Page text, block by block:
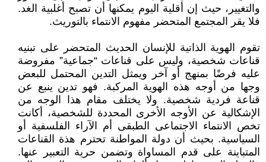
والتغيير، حيث إن أقلية اليوم يمكنها أن تصبح أغلبية الغد.
فلا يقر المجتمع المتحضر مفهوم الانتماء بالتوريث.
تقوم الهوية الذاتية للإنسان الحديث المتحضر على تبنيه
قناعات شخصية، وليس على قناعات “جماعية” مفروضة
عليه فرضًا بمنهج أو آخر ويمثل التدين المحتمل للبعض
وجها من أوجه هذه الهوية المركبة. فهو تدين ينبع عن
قناعة فردية شخصية. ولا يختلف مقام هذا الوجه من
الإشكالية عن الأوجه الأخرى المحددة للشخصية، أكانت
تخص الانتماء الاجتماعى الطبقى أم الآراء الفلسفية أو
السياسية. بحيث أن دولة المواطنة تحترم هذة القناعات
المتباينة على قدم المساواة وتضمن حرية التعبير عنها.